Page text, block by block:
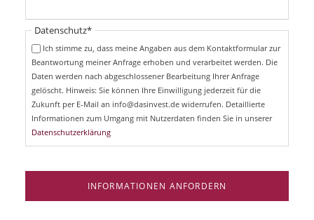
t
f
i
Pflichtfeld
Datenschutz*
Ich stimme zu, dass meine Angaben aus dem Kontaktformular zur
Beantwortung meiner Anfrage erhoben und verarbeitet werden. Die
Daten werden nach abgeschlossener Bearbeitung Ihrer Anfrage
gelöscht. Hinweis: Sie können Ihre Einwilligung jederzeit für die
Zukunft per E-Mail an info@dasinvest.de widerrufen. Detaillierte
Informationen zum Umgang mit Nutzerdaten finden Sie in unserer
Datenschutzerklärung
INFORMATIONEN ANFORDERN